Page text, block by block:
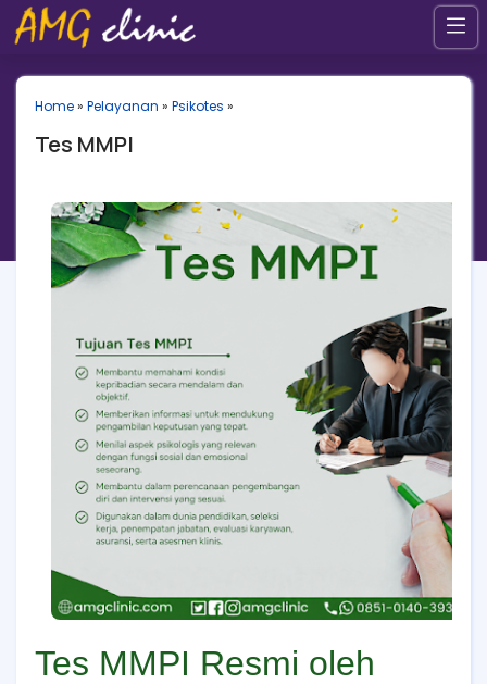
Home» Pelayanan » Psikotes »
Tes MMPI
Tes MMPI Resmi oleh